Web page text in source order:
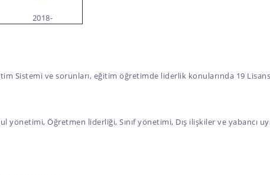
2018-
Sistemi ve sorunları, eğitim öğretimde liderlik konularında 19
Öğretmen liderliği, Sınıf yönetimi, Dış ilişkiler ve yabancı